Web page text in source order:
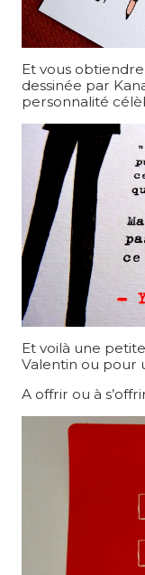
Et vous
dessinée par
personnalité
Et voilà une
Valentin ou pour
A offrir ou à